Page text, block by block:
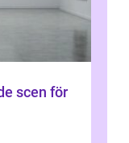
scen för